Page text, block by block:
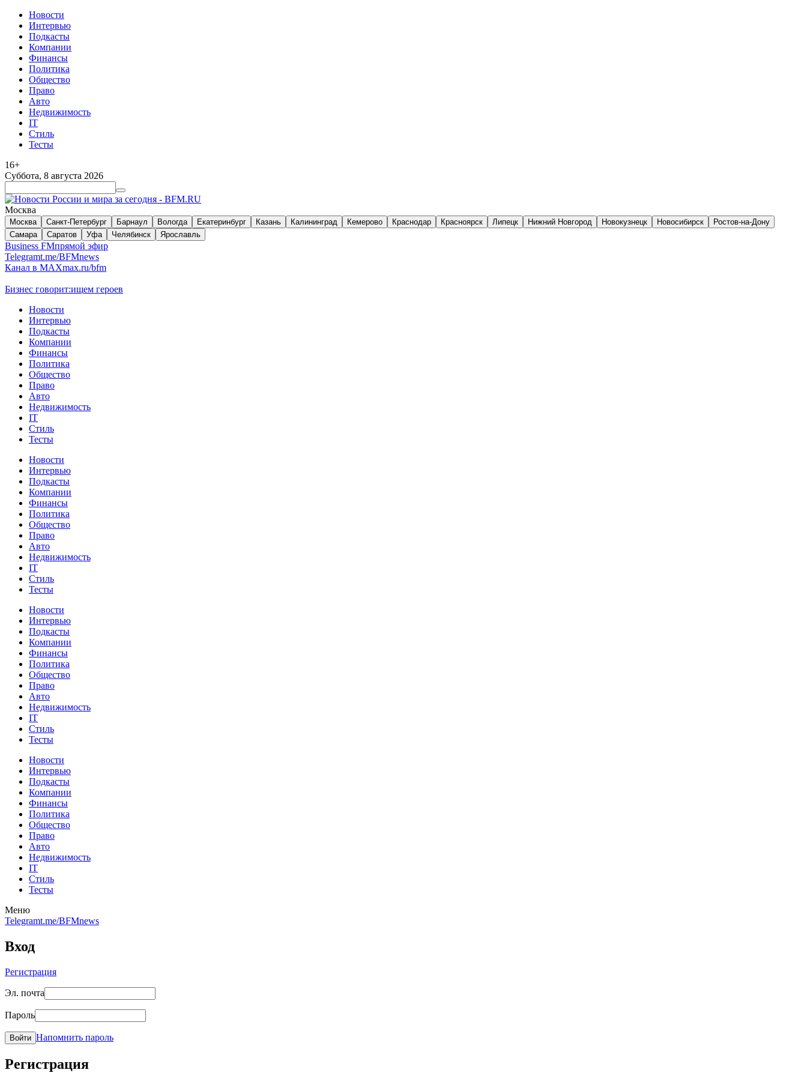
Новости
Интервью
Подкасты
Компании
Финансы
Политика
Общество
Право
Авто
Недвижимость
IT
Стиль
Тесты
16+
Суббота, 8 августа 2026
Москва
Москва Санкт-Петербург Барнаул Вологда Екатеринбург Казань Калининград Кемерово Краснодар Красноярск Липецк Нижний Новгород Новокузнецк Новосибирск
Ростов-на-Дону
Самара
Саратов Уфа Челябинск Ярославль
Business FMпрямой эфир
Telegramt.me/BFMnews
Канал в MAXmax.ru/bfm
Бизнес говорит:ищем героев
Новости
Интервью
Подкасты
Компании
Финансы
Политика
Общество
Право
Авто
Недвижимость
IT
Стиль
Тесты
Новости
Интервью
Подкасты
Компании
Финансы
Политика
Общество
Право
Авто
Недвижимость
IT
Стиль
Тесты
Новости
Интервью
Подкасты
Компании
Финансы
Политика
Общество
Право
Авто
Недвижимость
IT
Стиль
Тесты
Новости
Интервью
Подкасты
Компании
Финансы
Политика
Общество
Право
Авто
Недвижимость
IT
Стиль
Тесты
Меню
Telegramt.me/BFMnews
Вход
Регистрация
Эл. почта
Пароль
Войти Напомнить пароль
Регистрация